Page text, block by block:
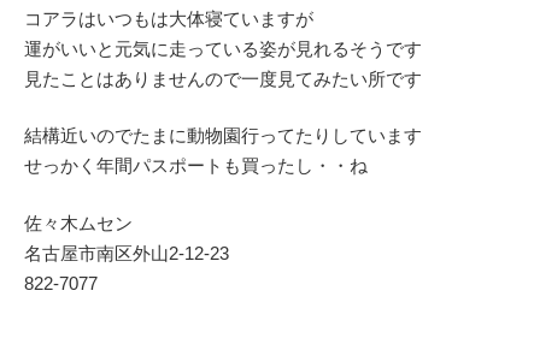
コアラはいつもは大体寝ていますが
運がいいと元気に走っている姿が見れるそうです
見たことはありませんので一度見てみたい所です
結構近いのでたまに動物園行ってたりしています
せっかく年間パスポートも買ったし・・ね
佐々木ムセン
名古屋市南区外山2-12-23
822-7077